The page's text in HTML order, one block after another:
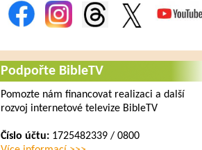
Podpořte BibleTV
Pomozte nám financovat realizaci a další
rozvoj internetové televize BibleTV
Číslo účtu:1725482339 / 0800